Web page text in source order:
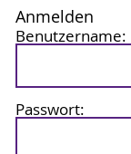
Anmelden
Benutzername:
Passwort: